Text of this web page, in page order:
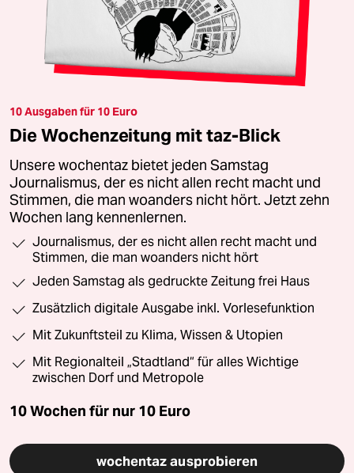
10 Ausgaben für 10 Euro
Die Wochenzeitung mit taz-Blick
Unsere wochentaz bietet jeden Samstag
Journalismus, der es nicht allen recht macht und
Stimmen, die man woanders nicht hört. Jetzt zehn
Wochen lang kennenlernen.
Journalismus, der es nicht allen recht macht und
Stimmen, die man woanders nicht hört
Jeden Samstag als gedruckte Zeitung frei Haus
Zusätzlich digitale Ausgabe inkl. Vorlesefunktion
Mit Zukunftsteil zu Klima, Wissen & Utopien
Mit Regionalteil „Stadtland“ für alles Wichtige
zwischen Dorf und Metropole
10 Wochen für nur 10 Euro
wochentaz ausprobieren